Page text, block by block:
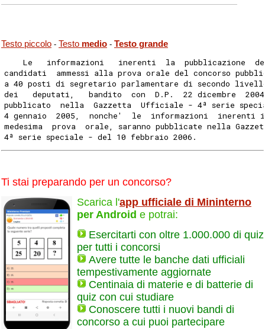
Testo piccolo - Testo medio - Testo grande
Le   informazioni   inerenti  la  pubblicazione
candidati  ammessi alla prova orale del concorso
a 40 posti di segretario parlamentare di secondo
dei   deputati,   bandito  con  D.P.  22 dicembre
pubblicato  nella  Gazzetta  Ufficiale - 4ª serie
4 gennaio  2005,  nonche'  le  informazioni
medesima  prova  orale, saranno pubblicate nella
4ª serie speciale - del 10 febbraio 2006.
Ti stai preparando per un concorso?
Scarica l'app ufficiale di Mininterno
per Android e potrai:
Esercitarti con oltre 1.000.000 di quiz
per tutti i concorsi
Avere tutte le banche dati ufficiali
tempestivamente aggiornate
Centinaia di materie e di batterie di
quiz con cui studiare
Conoscere tutti i nuovi bandi di
concorso a cui puoi partecipare